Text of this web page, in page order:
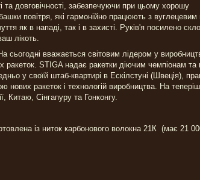
та довговічності, забезпечуючи при цьому хорошу
повітря, які гармонійно працюють з вуглецевим
як в нападі, так і в захисті. Руків'я посилено
лікоть.
вважається світовим лідером у
ракеток. STIGA надає ракетки діючим чемпіонам
у своїй штаб-квартирі в Ескілстуні (Швеція),
ракеток і технологій виробництва. На
Китаю, Сінгапуру та Гонконгу.
із ниток карбонового волокна 21К (має 21